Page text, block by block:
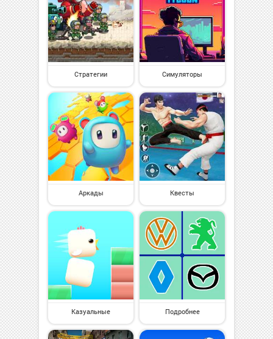
Стратегии Симуляторы
Аркады Квесты
Казуальные Подробнее